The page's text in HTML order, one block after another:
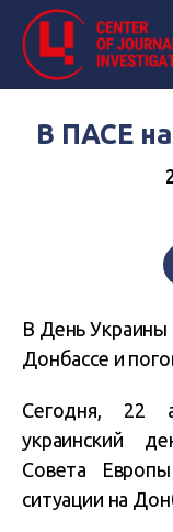
В ПАСЕ
В День Украины
Донбассе и
Сегодня, 22
украинский
Совета
ситуации на